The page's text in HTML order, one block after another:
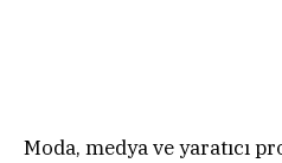
Moda, medya ve yaratıcı